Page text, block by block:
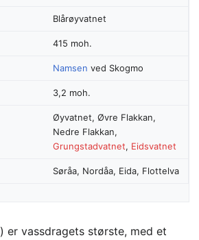
Blårøyvatnet
415 moh.
Namsen ved Skogmo
3,2 moh.
Øyvatnet, Øvre Flakkan,
Nedre Flakkan,
Grungstadvatnet, Eidsvatnet
Søråa, Nordåa, Eida, Flottelva
) er vassdragets største, med et